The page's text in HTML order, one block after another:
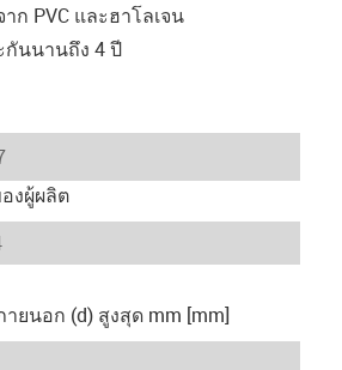
ก PVC และฮาโลเจน
กันนานถึง 4 ปี
งผู้ผลิต
ยนอก (d) สูงสุด mm [mm]